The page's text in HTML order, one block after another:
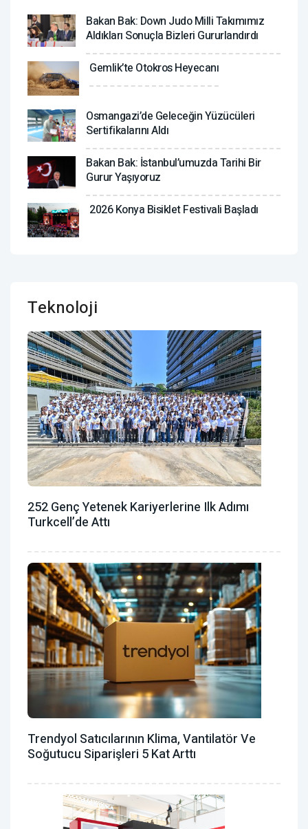
Bakan Bak: Down Judo Milli Takımımız
Aldıkları Sonuçla Bizleri Gururlandırdı
Gemlik’te Otokros Heyecanı
Osmangazi’de Geleceğin Yüzücüleri
Sertifikalarını Aldı
Bakan Bak: İstanbul’umuzda Tarihi Bir
Gurur Yaşıyoruz
2026 Konya Bisiklet Festivali Başladı
Teknoloji
252 Genç Yetenek Kariyerlerine Ilk Adımı
Turkcell’de Attı
Trendyol Satıcılarının Klima, Vantilatör ‎ve
Soğutucu Siparişleri 5 Kat Arttı